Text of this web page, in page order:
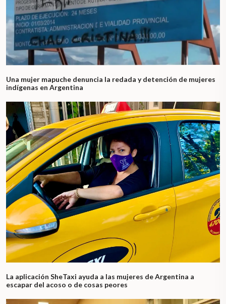
Una mujer mapuche denuncia la redada y detención de mujeres
indígenas en Argentina
La aplicación SheTaxi ayuda a las mujeres de Argentina a
escapar del acoso o de cosas peores